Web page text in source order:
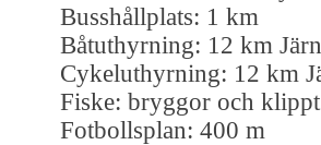
Busshållplats: 1 km
Båtuthyrning: 12 km
Cykeluthyrning: 12 km
Fiske: bryggor och
Fotbollsplan: 400 m